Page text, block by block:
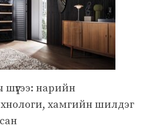
нарийн
хамгийн шилдэг